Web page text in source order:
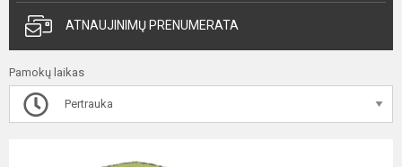
ATNAUJINIMŲ PRENUMERATA
Pamokų laikas
Pertrauka